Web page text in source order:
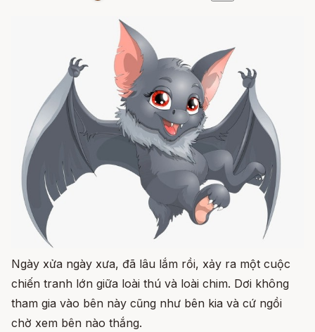
Ngày xửa ngày xưa, đã lâu lắm rồi, xảy ra một cuộc
chiến tranh lớn giữa loài thú và loài chim. Dơi không
tham gia vào bên này cũng như bên kia và cứ ngồi
chờ xem bên nào thắng.